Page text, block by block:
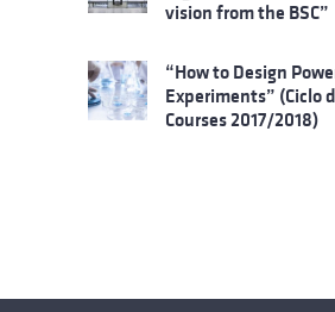
vision from the BSC”
“How to Design
Experiments” (Ciclo
Courses 2017/2018)